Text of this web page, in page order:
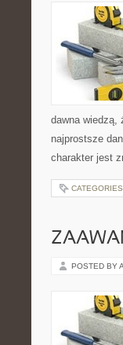
dawna wiedzą,
najprostsze
charakter jest
POSTED BY